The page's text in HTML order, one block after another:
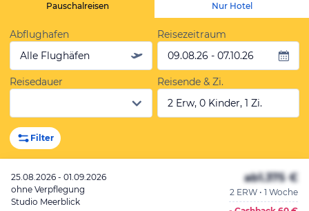
Pauschalreisen Nur Hotel
Abflughafen
Alle Flughäfen
Reisezeitraum
09.08.26 - 07.10.26
Reisedauer
Reisende & Zi.
2 Erw, 0 Kinder, 1 Zi.
Filter
25.08.2026 - 01.09.2026
ohne Verpflegung
Studio Meerblick
ab1.375 €
2 ERW • 1 Woche